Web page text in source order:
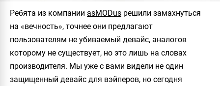
Ребята из компании asMODus решили замахнуться
на «вечность», точнее они предлагают
пользователям не убиваемый девайс, аналогов
которому не существует, но это лишь на словах
производителя. Мы уже с вами видели не один
защищенный девайс для вэйперов, но сегодня